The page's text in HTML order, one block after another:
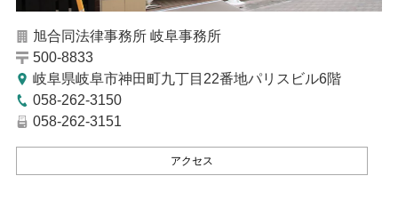
旭合同法律事務所 岐阜事務所
500-8833
岐阜県岐阜市神田町九丁目22番地パリスビル6階
058-262-3150
058-262-3151
アクセス